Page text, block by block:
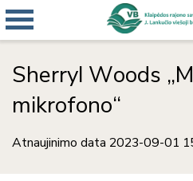
Sherryl Woods
mikrofono“
Atnaujinimo data 2023-09-01